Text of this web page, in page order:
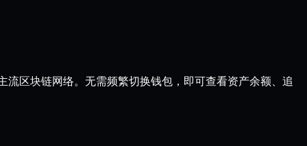
流区块链网络。无需频繁切换钱包，即可查看资产余额、追